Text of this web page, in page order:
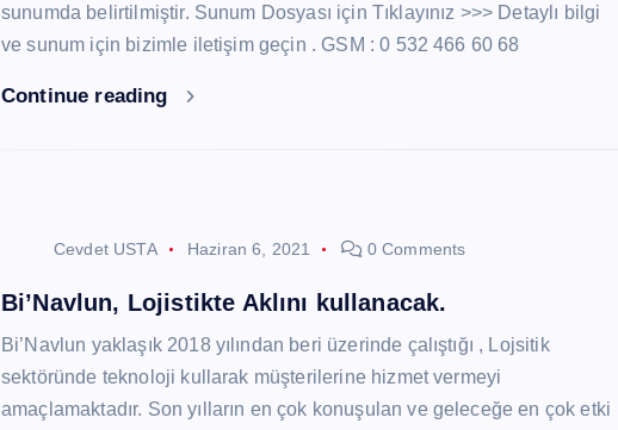
sunumda belirtilmiştir. Sunum Dosyası için Tıklayınız >>> Detaylı bilgi
ve sunum için bizimle iletişim geçin . GSM : 0 532 466 60 68
Continue reading
Cevdet USTA Haziran 6, 2021 0 Comments
Bi’Navlun, Lojistikte Aklını kullanacak.
Bi’Navlun yaklaşık 2018 yılından beri üzerinde çalıştığı , Lojsitik
sektöründe teknoloji kullarak müşterilerine hizmet vermeyi
amaçlamaktadır. Son yılların en çok konuşulan ve geleceğe en çok etki